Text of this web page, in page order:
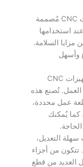
هذه تركيبات CNC مُصممة
استخدامها
مزايا السلامة.
وأسهل
قبل تجميع تجهيزات CNC
تُصنع هذه
عمل محددة،
يُمكنك
سهلة التعديل،
تتكون من أجزاء
العديد من قطع